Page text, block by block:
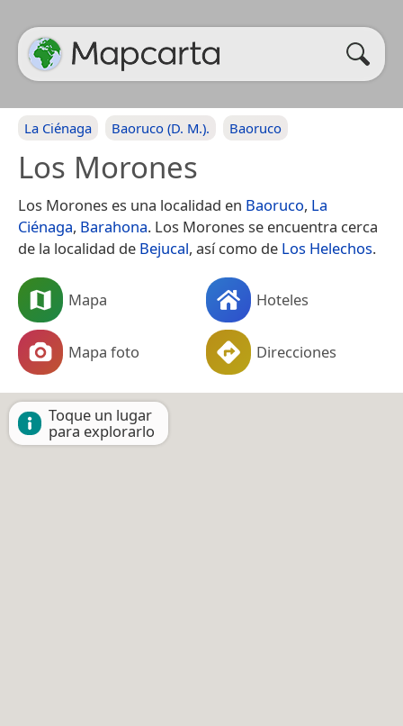
La Ciénaga Baoruco (D. M.). Baoruco
Los Morones
Los Morones es una localidad en Baoruco, La
Ciénaga, Barahona. Los Morones se encuentra cerca
de la localidad de Bejucal, así como de Los Helechos.
Mapa Hoteles
Mapa foto Direcciones
Toque un lugar
para explorarlo